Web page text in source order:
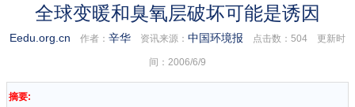
全球变暖和臭氧层破坏可能是诱因
Eedu.org.cn 作者： 辛华资讯来源： 中国环境报 点击数： 504 更新时
间：2006/6/9
摘要: